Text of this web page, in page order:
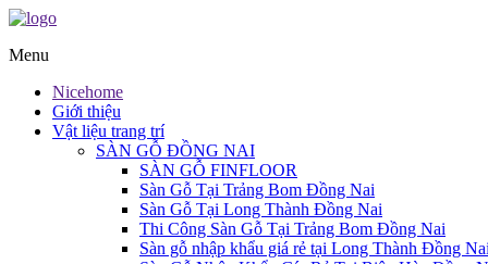
Menu
Nicehome
Giới thiệu
Vật liệu trang trí
SÀN GỖ ĐỒNG NAI
SÀN GỖ FINFLOOR
Sàn Gỗ Tại Trảng Bom Đồng Nai
Sàn Gỗ Tại Long Thành Đồng Nai
Thi Công Sàn Gỗ Tại Trảng Bom Đồng Nai
Sàn gỗ nhập khẩu giá rẻ tại Long Thành Đồng